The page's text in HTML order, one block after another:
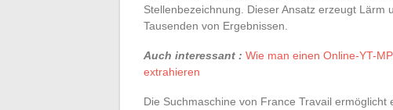
Stellenbezeichnung. Dieser Ansatz erzeugt
Tausenden von Ergebnissen.
Auch interessant : Wie man einen Online-YT-
extrahieren
Die Suchmaschine von France Travail ermöglicht